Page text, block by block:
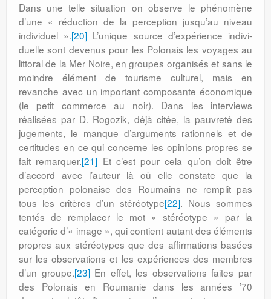
Dans une telle situation on observe le phénomène
d’une « réduction de la per­ception jusqu’au niveau
individuel ».[20] L’unique source d’expérience indivi­
duelle sont devenus pour les Polonais les voyages au
littoral de la Mer Noire, en groupes organisés et sans le
moindre élément de tourisme culturel, mais en
revanche avec un important composante économique
(le petit commerce au noir). Dans les interviews
réalisées par D. Rogozik, déjà citée, la pauvreté des
jugements, le manque d’argu­ments rationnels et de
certitudes en ce qui concerne les opinions propres se
fait remarquer.[21] Et c’est pour cela qu’on doit être
d’accord avec l’auteur là où elle constate que la
perception polonaise des Roumains ne remplit pas
tous les critères d’un stéréotype[22]. Nous sommes
tentés de remplacer le mot « stéréotype » par la
catégorie d’« image », qui contient autant des éléments
propres aux stéréotypes que des affirmations basées
sur les observations et les expériences des membres
d’un groupe.[23]En effet, les observations faites par
des Polonais en Roumanie dans les années ’70